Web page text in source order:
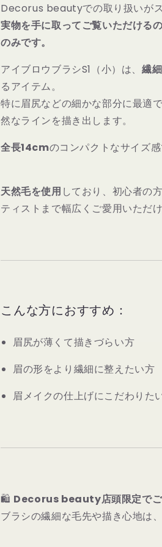
を
減
ら
す
を
増
Decorus beautyでの取り扱いがス
実物を手に取ってご覧いただけ
のみです。
アイブロウブラシS1（小）は、繊
るアイテム。
特に眉尻などの細かな部分に最適
然なラインを描き出します。
全長14cmのコンパクトなサイズ
天然毛を使用 しており、初心者の
ティストまで幅広くご愛用いただけ
こんな方におすすめ：
眉尻が薄くて描きづらい方
眉の形をより繊細に整えたい方
眉メイクの仕上げにこだわりた
🛍 Decorus beauty店頭限定でご
ブラシの繊細な毛先や描き心地は